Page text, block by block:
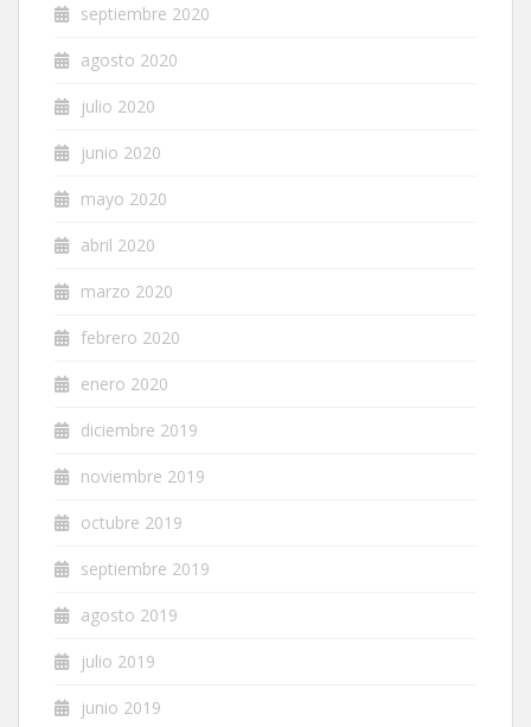
septiembre 2020
agosto 2020
julio 2020
junio 2020
mayo 2020
abril 2020
marzo 2020
febrero 2020
enero 2020
diciembre 2019
noviembre 2019
octubre 2019
septiembre 2019
agosto 2019
julio 2019
junio 2019